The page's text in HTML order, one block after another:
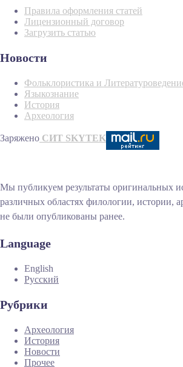
Правила оформления статей
Лицензионный договор
Загрузить статью
Новости
Фольклористика и
Языкознание
История
Археология
Заряжено СИТ SKYTEK
Мы публикуем результаты оригинальных
различных областях филологии, истории,
не были опубликованы ранее.
Language
English
Русский
Рубрики
Археология
История
Новости
Прочее